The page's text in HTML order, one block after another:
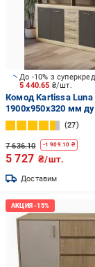
5 440.65 ₴/шт.
Комод Kartissa Luna
1900x950x320 мм
антрацит
27
7 636.10 -1 909.10 ₴
5 727 ₴/шт.
Доставим